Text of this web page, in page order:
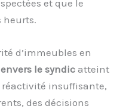
et que le
heurts.
d’immeubles en
le syndicatteint
réactivité insuffisante,
des décisions